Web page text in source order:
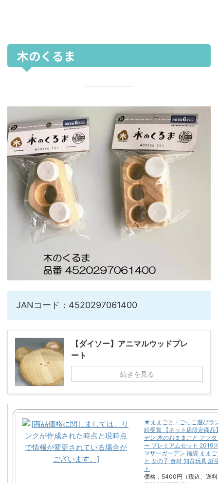
木のくるま
JANコード：4520297061400
【ダイソー】アニマルウッドプレ
ート
続きを見る
★ままごと・ごっこ遊びラ
続受賞 【ネット店限定商品
デン 木のおままごと アフ
ー プレミアムセット 2019
マザーガーデン 福袋 まま
と 女の子 食材 知育玩具 誕
ト
価格：5400円（税込、送